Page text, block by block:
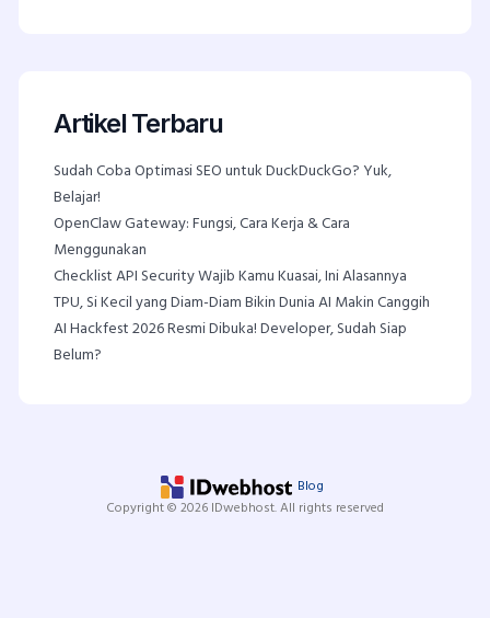
Artikel Terbaru
Sudah Coba Optimasi SEO untuk DuckDuckGo? Yuk,
Belajar!
OpenClaw Gateway: Fungsi, Cara Kerja & Cara
Menggunakan
Checklist API Security Wajib Kamu Kuasai, Ini Alasannya
TPU, Si Kecil yang Diam-Diam Bikin Dunia AI Makin Canggih
AI Hackfest 2026 Resmi Dibuka! Developer, Sudah Siap
Belum?
Blog
Copyright © 2026 IDwebhost. All rights reserved